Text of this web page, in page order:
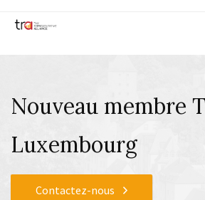
Nouveau membre
Luxembourg
Contactez-nous